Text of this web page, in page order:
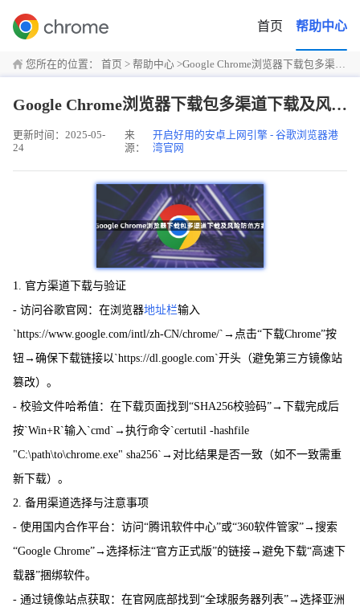
首页 帮助中心
您所在的位置： 首页 > 帮助中心 >Google Chrome浏览器下载包多渠道下载及风险防范方案
Google Chrome浏览器下载包多渠道下载及风险防范方案
更新时间：2025-05-
24
来
源：
开启好用的安卓上网引擎 - 谷歌浏览器港
湾官网
1. 官方渠道下载与验证
- 访问谷歌官网：在浏览器地址栏输入
`https://www.google.com/intl/zh-CN/chrome/`→点击“下载Chrome”按
钮→确保下载链接以`https://dl.google.com`开头（避免第三方镜像站
篡改）。
- 校验文件哈希值：在下载页面找到“SHA256校验码”→下载完成后
按`Win+R`输入`cmd`→执行命令`certutil -hashfile
"C:\path\to\chrome.exe" sha256`→对比结果是否一致（如不一致需重
新下载）。
2. 备用渠道选择与注意事项
- 使用国内合作平台：访问“腾讯软件中心”或“360软件管家”→搜索
“Google Chrome”→选择标注“官方正式版”的链接→避免下载“高速下
载器”捆绑软件。
- 通过镜像站点获取：在官网底部找到“全球服务器列表”→选择亚洲